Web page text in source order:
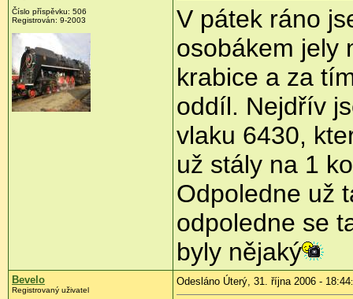
Číslo příspěvku: 506
Registrován: 9-2003
V pátek ráno
osobákem jely
krabice a za
oddíl. Nejdřív
vlaku 6430,
už stály na 1
Odpoledne už
odpoledne se
byly nějaký
Bevelo
Registrovaný uživatel
Odesláno Úterý, 31. října 2006 - 18:44